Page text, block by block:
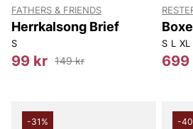
FATHERS & FRIENDS
Herrkalsong Brief
S
99 kr 149 kr
-
S L XL
699
-31% -